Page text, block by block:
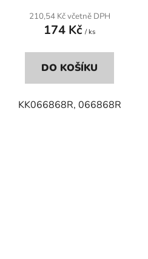
210,54 Kč včetně DPH
174 Kč / ks
DO KOŠÍKU
KK066868R, 066868R